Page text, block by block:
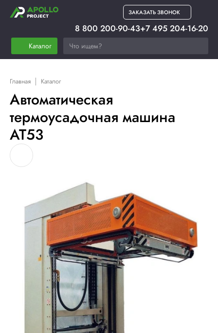
ЗАКАЗАТЬ ЗВОНОК
Каталог
8 800 200-90-43+7 495 204-16-20
Главная Каталог
Автоматическая
термоусадочная машина
AT53